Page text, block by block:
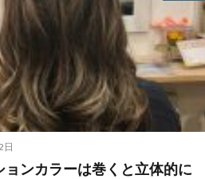
日
ョンカラーは巻くと立体的に